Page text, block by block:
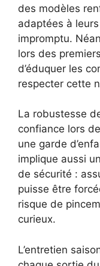
des modèles
adaptées à
impromptu.
lors des
d’éduquer les
respecter cette
La robustesse
confiance lors
une garde
implique aussi
de sécurité :
puisse être
risque de
curieux.
L’entretien